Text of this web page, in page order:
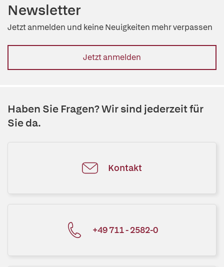
Newsletter
Jetzt anmelden und keine Neuigkeiten mehr verpassen
Jetzt anmelden
Haben Sie Fragen? Wir sind jederzeit für
Sie da.
Kontakt
+49 711 - 2582-0